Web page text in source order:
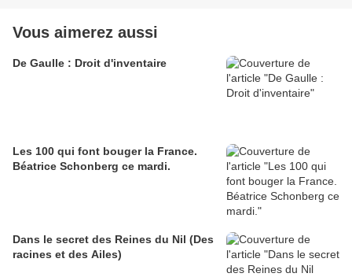
Vous aimerez aussi
De Gaulle : Droit d'inventaire
Les 100 qui font bouger la France.
Béatrice Schonberg ce mardi.
Dans le secret des Reines du Nil (Des
racines et des Ailes)